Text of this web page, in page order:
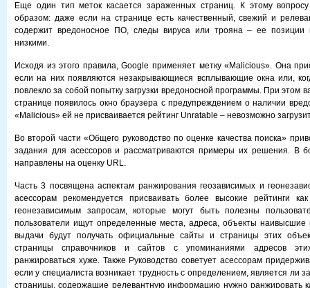
Еще один тип меток касается зараженных страниц. К этому
образом: даже если на странице есть качественный, свежий и
содержит вредоносное ПО, следы вируса или трояна – ее позиции
низкими.
Исходя из этого правила, Google применяет метку «Malicious». Она
если на них появляются незакрывающиеся всплывающие окна или,
повлекло за собой попытку загрузки вредоносной программы. При этом
странице появилось окно браузера с предупреждением о наличии
«Malicious» ей не присваивается рейтинг Unratable – невозможно
Во второй части «Общего руководство по оценке качества поиска»
задания для асессоров и рассматриваются примеры их решения. В
направлены на оценку URL.
Часть 3 посвящена аспектам ранжирования геозависимых и
асессорам рекомендуется присваивать более высокие рейтинги
геонезависимым запросам, которые могут быть полезны
пользователи ищут определенные места, адреса, объекты наивысшие
выдачи будут получать официальные сайты и страницы этих
страницы справочников и сайтов с упоминаниями адресов
ранжироваться хуже. Также Руководство советует асессорам
если у специалиста возникает трудность с определением, является ли
страницы, содержащие релевантную информацию нужно ранжировать